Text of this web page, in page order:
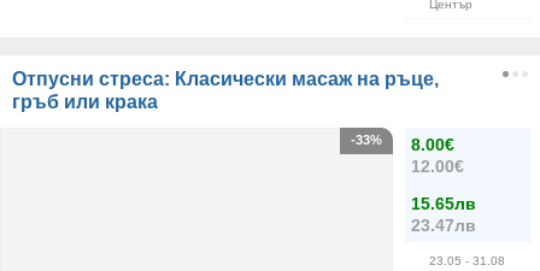
Център
Отпусни стреса: Класически масаж на ръце,
гръб или крака
8.00€
12.00€
15.65лв
23.47лв
23.05 - 31.08
-33%